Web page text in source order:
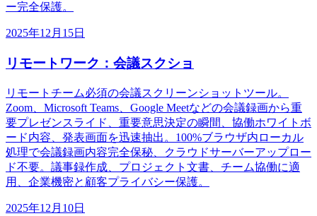
ー完全保護。
2025年12月15日
リモートワーク：会議スクショ
リモートチーム必須の会議スクリーンショットツール。
Zoom、Microsoft Teams、Google Meetなどの会議録画から重
要プレゼンスライド、重要意思決定の瞬間、協働ホワイトボ
ード内容、発表画面を迅速抽出。100%ブラウザ内ローカル
処理で会議録画内容完全保秘、クラウドサーバーアップロー
ド不要。議事録作成、プロジェクト文書、チーム協働に適
用、企業機密と顧客プライバシー保護。
2025年12月10日